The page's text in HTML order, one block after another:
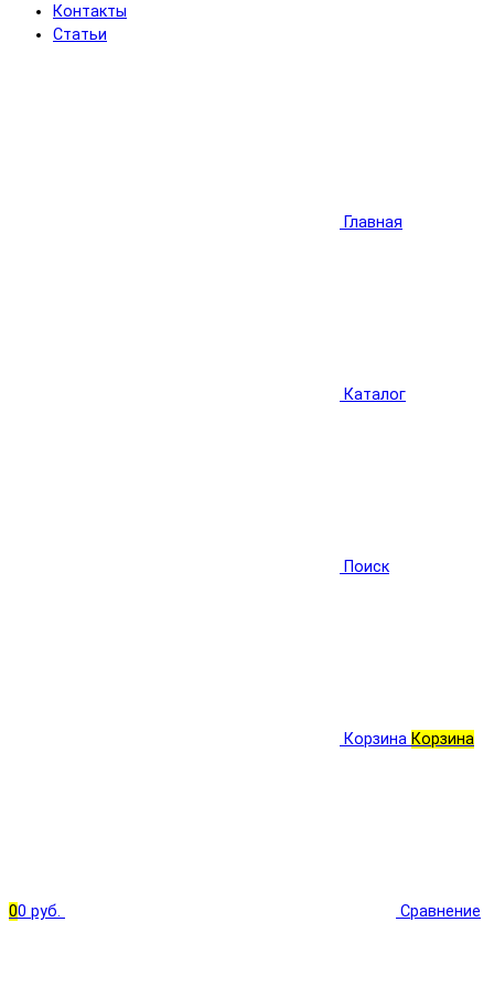
Контакты
Статьи
Главная
Каталог
Поиск
Корзина Корзина
00 руб. Сравнение